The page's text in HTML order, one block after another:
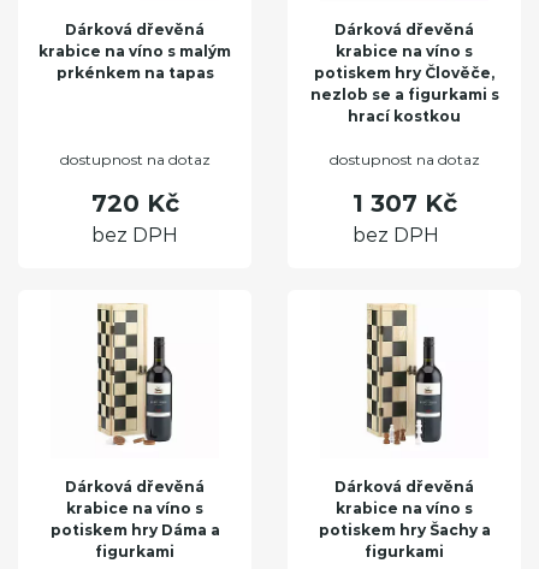
Dárková dřevěná
krabice na víno s malým
prkénkem na tapas
dostupnost na dotaz
720 Kč
bez DPH
Dárková dřevěná
krabice na víno s
potiskem hry Člověče,
nezlob se a figurkami s
hrací kostkou
dostupnost na dotaz
1 307 Kč
bez DPH
Dárková dřevěná
krabice na víno s
potiskem hry Dáma a
figurkami
Dárková dřevěná
krabice na víno s
potiskem hry Šachy a
figurkami